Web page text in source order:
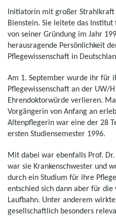
Initiatorin mit großer Strahlkraft
Bienstein. Sie leitete das Institut
von seiner Gründung im Jahr
herausragende Persönlichkeit
Pflegewissenschaft in
Am 1. September wurde ihr für
Pflegewissenschaft an der UW/
Ehrendoktorwürde verlieren.
Vorgängerin von Anfang an
Altenpflegerin war eine der 28
ersten Studiensemester 1996.
Mit dabei war ebenfalls Prof.
war sie Krankenschwester und
durch ein Studium für ihre
entschied sich dann aber für die
Laufbahn. Unter anderem
gesellschaftlich besonders